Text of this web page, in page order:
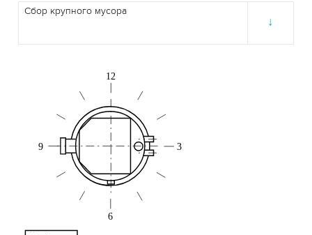
↓
Сбор крупного мусора